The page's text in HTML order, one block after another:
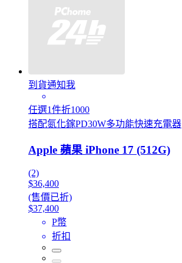
到貨通知我
任選1件折1000
搭配氮化鎵PD30W多功能快速充電器
Apple 蘋果 iPhone 17 (512G)
(2)
$36,400
(售價已折)
$37,400
P幣
折扣